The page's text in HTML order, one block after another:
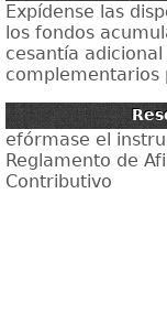
Expídense las
los fondos
cesantía adicional
complementarios
efórmase el
Reglamento de
Contributivo